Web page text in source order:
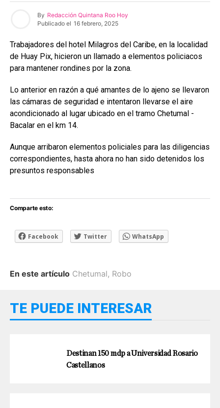
By Redacción Quintana Roo Hoy
Publicado el 16 febrero, 2025
Trabajadores del hotel Milagros del Caribe, en la localidad
de Huay Pix, hicieron un llamado a elementos policiacos
para mantener rondines por la zona.
Lo anterior en razón a qué amantes de lo ajeno se llevaron
las cámaras de seguridad e intentaron llevarse el aire
acondicionado al lugar ubicado en el tramo Chetumal -
Bacalar en el km 14.
Aunque arribaron elementos policiales para las diligencias
correspondientes, hasta ahora no han sido detenidos los
presuntos responsables
Comparte esto:
Facebook Twitter WhatsApp
En este artículo Chetumal, Robo
TE PUEDE INTERESAR
Destinan 150 mdp a Universidad Rosario
Castellanos